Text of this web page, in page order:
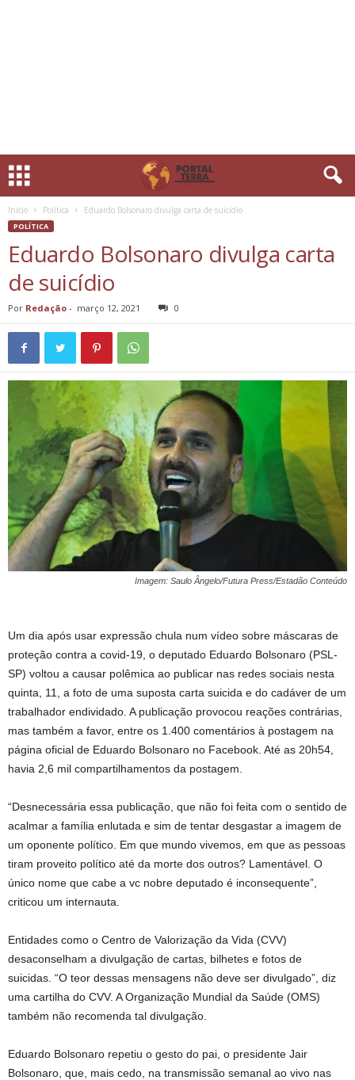
Início Política Eduardo Bolsonaro divulga carta de suicídio
POLÍTICA
Eduardo Bolsonaro divulga carta
de suicídio
Por Redação - março 12, 2021 0
Imagem: Saulo Ângelo/Futura Press/Estadão Conteúdo
Um dia após usar expressão chula num vídeo sobre máscaras de
proteção contra a covid-19, o deputado Eduardo Bolsonaro (PSL-
SP) voltou a causar polêmica ao publicar nas redes sociais nesta
quinta, 11, a foto de uma suposta carta suicida e do cadáver de um
trabalhador endividado. A publicação provocou reações contrárias,
mas também a favor, entre os 1.400 comentários à postagem na
página oficial de Eduardo Bolsonaro no Facebook. Até as 20h54,
havia 2,6 mil compartilhamentos da postagem.
“Desnecessária essa publicação, que não foi feita com o sentido de
acalmar a família enlutada e sim de tentar desgastar a imagem de
um oponente político. Em que mundo vivemos, em que as pessoas
tiram proveito político até da morte dos outros? Lamentável. O
único nome que cabe a vc nobre deputado é inconsequente”,
criticou um internauta.
Entidades como o Centro de Valorização da Vida (CVV)
desaconselham a divulgação de cartas, bilhetes e fotos de
suicidas. “O teor dessas mensagens não deve ser divulgado”, diz
uma cartilha do CVV. A Organização Mundial da Saúde (OMS)
também não recomenda tal divulgação.
Eduardo Bolsonaro repetiu o gesto do pai, o presidente Jair
Bolsonaro, que, mais cedo, na transmissão semanal ao vivo nas